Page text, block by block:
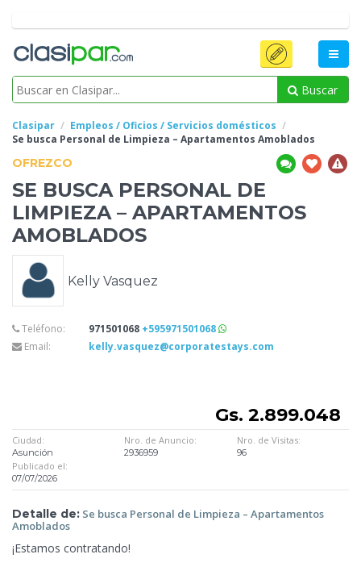
Buscar
Clasipar
Empleos / Oficios / Servicios domésticos
Se busca Personal de Limpieza – Apartamentos Amoblados
OFREZCO
SE BUSCA PERSONAL DE
LIMPIEZA – APARTAMENTOS
AMOBLADOS
Kelly Vasquez
Teléfono: 971501068 +595971501068
Email:
kelly.vasquez@corporatestays.com
Gs. 2.899.048
Ciudad:
Asunción
Nro. de Anuncio:
2936959
Nro. de Visitas:
96
Publicado el:
07/07/2026
Detalle de: Se busca Personal de Limpieza – Apartamentos
Amoblados
¡Estamos contratando!